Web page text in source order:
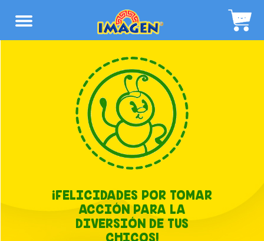
¡FELICIDADES POR TOMAR
ACCIÓN PARA LA
DIVERSIÓN DE TUS
CHICOS!